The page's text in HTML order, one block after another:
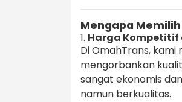
Mengapa
1. Harga Kompetitif
Di OmahTrans,
mengorbankan
sangat ekonomis
namun berkualitas.